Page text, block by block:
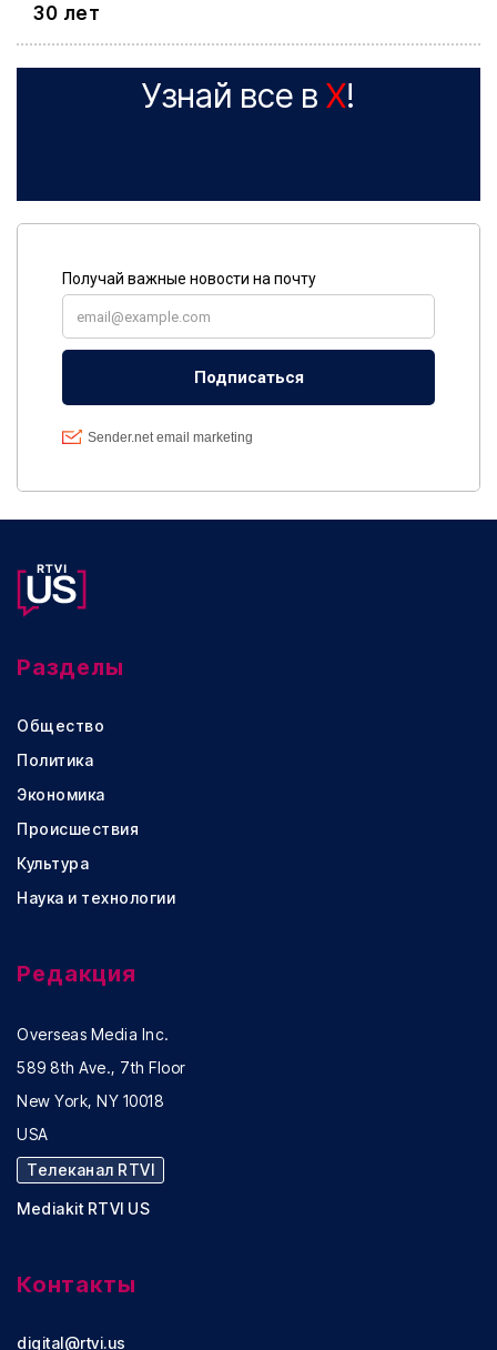
30 лет
Узнай все в X!
Разделы
Общество
Политика
Экономика
Происшествия
Культура
Наука и технологии
Редакция
Overseas Media Inc.
589 8th Ave., 7th Floor
New York, NY 10018
USA
Телеканал RTVI
Mediakit RTVI US
Контакты
digital@rtvi.us